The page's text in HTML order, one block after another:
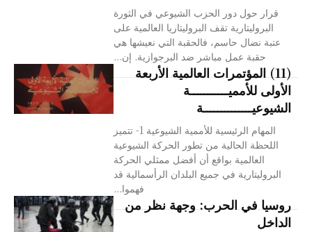
قرار حول دور الحزب الشيوعي في الثورة
البروليتارية تقف البروليتاريا العالمية على
عتبة نضال حاسم، فالحقبة التي نعيشها هي
حقبة عمل مباشر ضد البرجوازية. إن...
(11) المؤتمرات العالمية الأربعة
الأولى للأمميـــــــــــة
الشيوعيــــــــــــــة
المهام الرئيسية للأممية الشيوعية 1- تتميز
اللحظة الحالية من تطور الحركة الشيوعية
العالمية بواقع أن أفضل ممثلي الحركة
البروليتارية في جميع البلدان الرأسمالية قد
فهموا...
روسيا في الحرب: وجهة نظر من
الداخل